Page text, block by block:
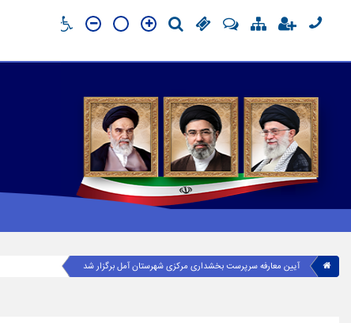
آیین معارفه سرپرست بخشداری مرکزی شهرستان آمل برگزار شد